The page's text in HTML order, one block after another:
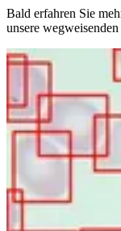
Bald erfahren Sie
unsere